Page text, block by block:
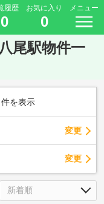
履歴
0
お気に入り
0
メニュー
尾駅物件一
件を表示
変更
変更